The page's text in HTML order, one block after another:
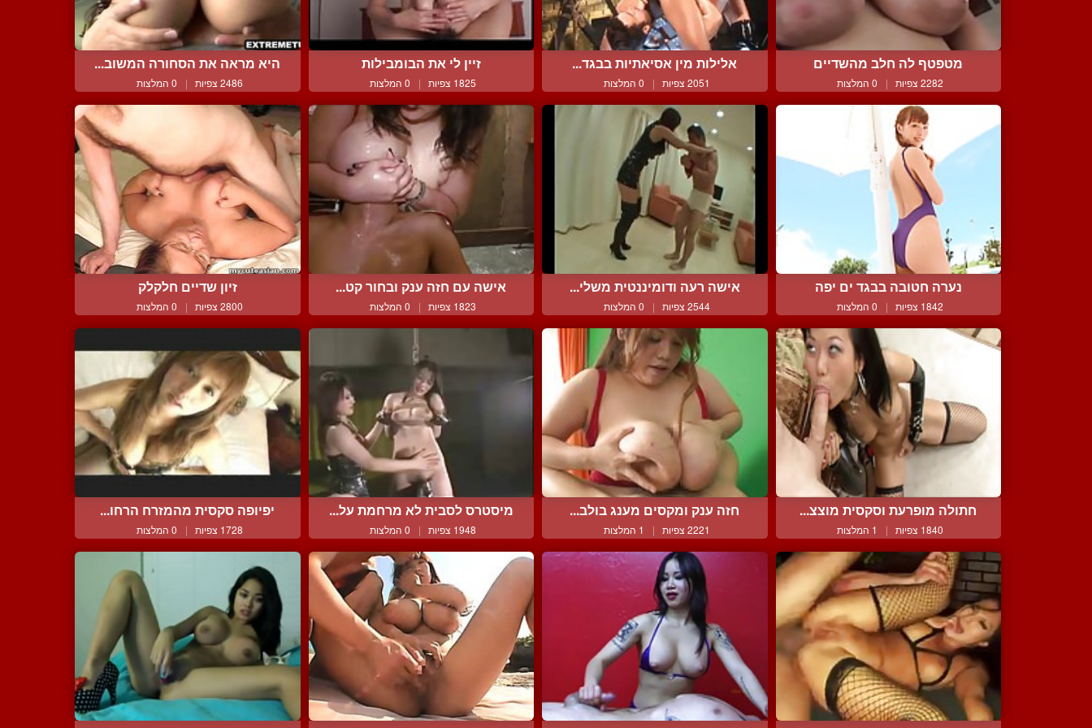
מטפטף לה חלב מהשדיים
2282 צפיות | 0 המלצות
אלילות מין אסיאתיות בבגד...
2051 צפיות | 0 המלצות
זיין לי את הבומבילות
1825 צפיות | 0 המלצות
היא מראה את הסחורה המשוב...
2486 צפיות | 0 המלצות
נערה חטובה בבגד ים יפה
1842 צפיות | 0 המלצות
אישה רעה ודומיננטית משלי...
2544 צפיות | 0 המלצות
אישה עם חזה ענק ובחור קט...
1823 צפיות | 0 המלצות
זיון שדיים חלקלק
2800 צפיות | 0 המלצות
חתולה מופרעת וסקסית מוצצ...
1840 צפיות | 1 המלצות
חזה ענק ומקסים מענג בולב...
2221 צפיות | 1 המלצות
מיסטרס לסבית לא מרחמת על...
1948 צפיות | 0 המלצות
יפיופה סקסית מהמזרח הרחו...
1728 צפיות | 0 המלצות